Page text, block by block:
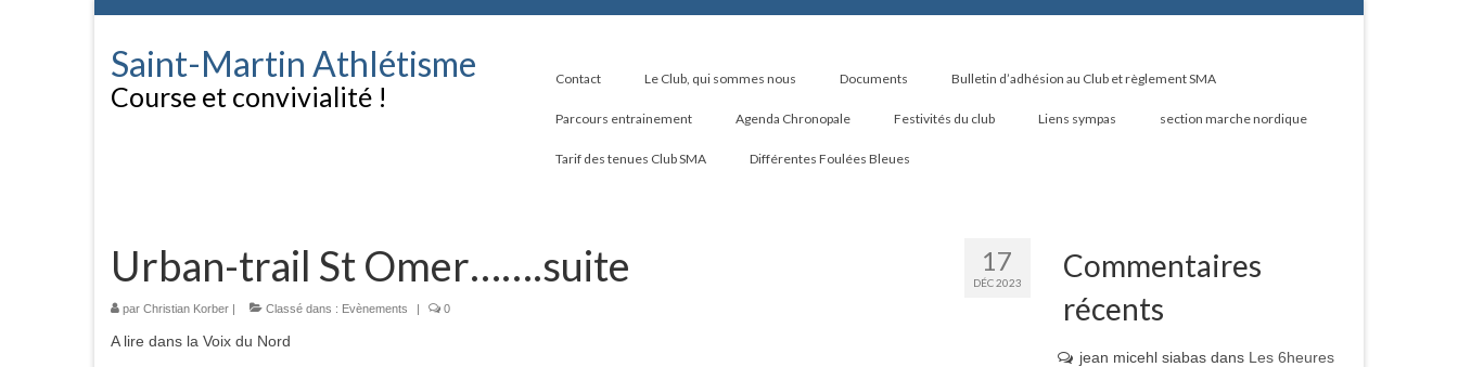
Saint-Martin Athlétisme
Course et convivialité !
Contact Le Club, qui sommes nous Documents Bulletin d’adhésion au Club et règlement SMA
Parcours entrainement Agenda Chronopale Festivités du club Liens sympas section marche nordique
Tarif des tenues Club SMA Différentes Foulées Bleues
17
DÉC 2023
Urban-trail St Omer…….suite
par Christian Korber | Classé dans : Evènements | 0
A lire dans la Voix du Nord
Commentaires
récents
jean micehl siabasdans Les 6heures